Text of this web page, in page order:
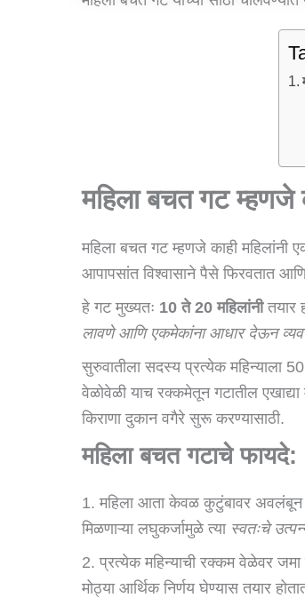
महिला बचत गट म्हणजे
महिला बचत गट म्हणजे काही
आपापसांत विश्वासाने पैसे फिरवतात
हे गट मुख्यतः 10 ते 20 महिलांनीतयार
लावणे आणि एकमेकांना आधार देऊन
सुरुवातीला सदस्य प्रत्येक महिन्याला
वेळोवेळी याच रक्कमेतून गटातील
किराणा दुकान वगैरे सुरू करण्यासाठी.
महिला बचत गटाचे फायदे:
1. महिला आता केवळ कुटुंबावर अवलंबून
मिळणाऱ्या लघुकर्जामुळे त्या स्वतःचे
2. प्रत्येक महिन्याची रक्कम वेळेवर जमा
मोठ्या आर्थिक निर्णय घेण्यास तयार